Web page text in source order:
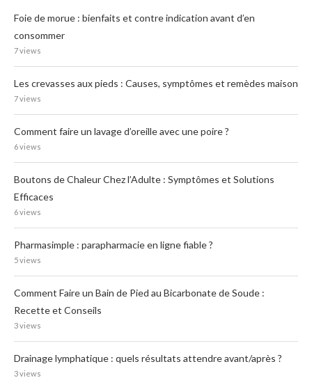
Foie de morue : bienfaits et contre indication avant d’en
consommer
7 views
Les crevasses aux pieds : Causes, symptômes et remèdes maison
7 views
Comment faire un lavage d’oreille avec une poire ?
6 views
Boutons de Chaleur Chez l’Adulte : Symptômes et Solutions
Efficaces
6 views
Pharmasimple : parapharmacie en ligne fiable ?
5 views
Comment Faire un Bain de Pied au Bicarbonate de Soude :
Recette et Conseils
3 views
Drainage lymphatique : quels résultats attendre avant/après ?
3 views